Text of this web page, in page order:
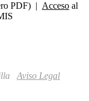
PDF) | Acceso al
Aviso Legal